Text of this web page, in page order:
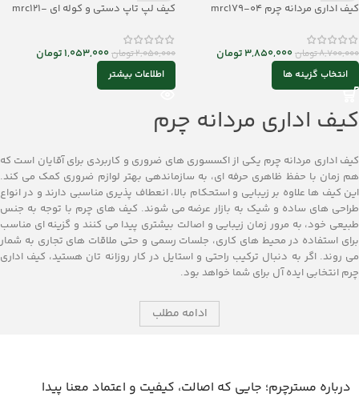
کیف اداری مردانه چرم mrc179-04
8,700,000تومان3,850,000تومان
انتخاب گزینه ها
کیف لپ تاپ دستی و کوله ای mrc121-
2,050,000تومان1,053,000تومان
اطلاعات بیشتر
کیف اداری مردانه چرم
کیف اداری مردانه چرم یکی از اکسسوری‌ های ضروری و کاربردی برای آقایان است که
هم زمان با حفظ ظاهری حرفه ‌ای، به سازماندهی بهتر لوازم ضروری کمک می‌ کند.
این کیف ‌ها علاوه بر زیبایی و استحکام بالا، انعطاف‌ پذیری مناسبی دارند و در انواع
طراحی‌ های ساده و شیک به بازار عرضه می ‌شوند. کیف ‌های چرم با توجه به جنس
طبیعی خود، به ‌مرور زمان زیبایی و اصالت بیشتری پیدا می‌ کنند و گزینه ‌ای مناسب
برای استفاده در محیط‌ های کاری، جلسات رسمی و حتی ملاقات‌ های تجاری به شمار
می ‌روند. اگر به دنبال ترکیب راحتی و استایل در کار روزانه‌ تان هستید، کیف اداری
چرم انتخابی ایده ‌آل برای شما خواهد بود.
ادامه مطلب
درباره مسترچرم؛ جایی که اصالت، کیفیت و اعتماد معنا پیدا